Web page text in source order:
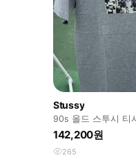
Stussy
90s 올드 스투시 티
142,200원
265